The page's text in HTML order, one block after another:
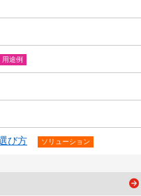
用途例
び方 ソリューション